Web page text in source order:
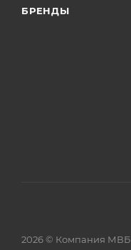
БРЕНДЫ
2026 © Компания МВБ